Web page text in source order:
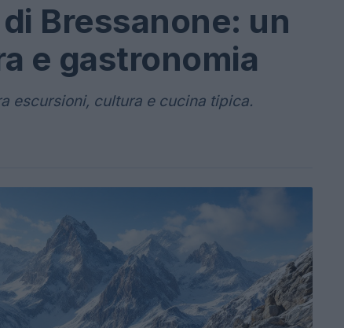
Bressanone: un
e gastronomia
escursioni, cultura e cucina tipica.